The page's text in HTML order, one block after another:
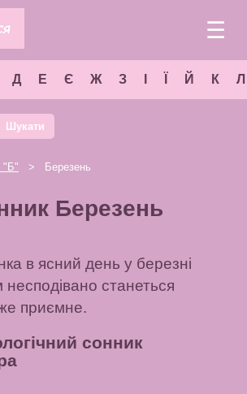
☰
Д Е Є Ж З Й К Л
Шукати
" Б" > Березень
Березень
в ясний день у березні
станеться
приємне.
сонник